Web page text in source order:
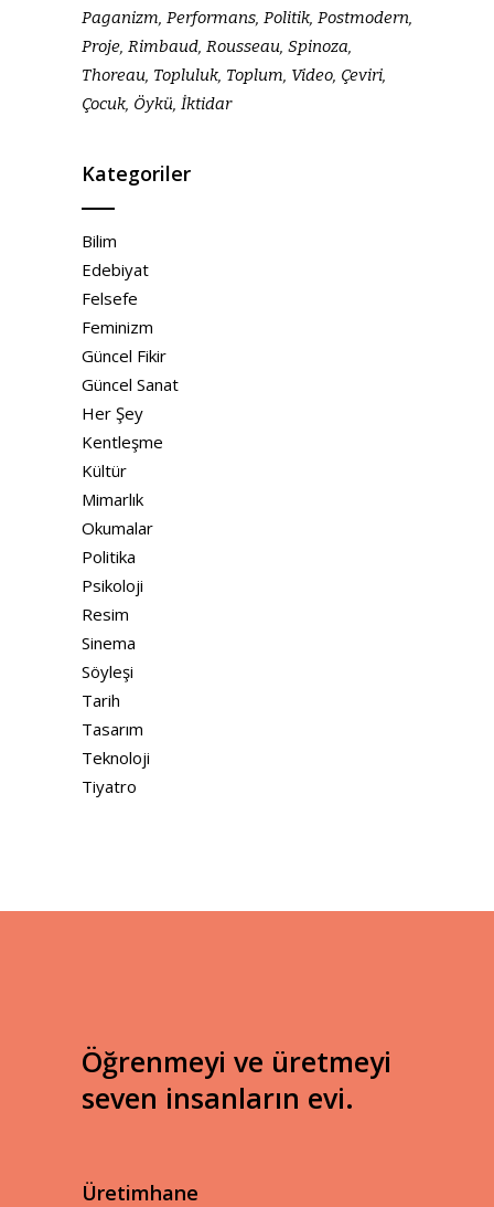
Paganizm Performans Politik Postmodern
Proje Rimbaud Rousseau Spinoza
Thoreau Topluluk Toplum Video Çeviri
Çocuk Öykü İktidar
Kategoriler
Bilim
Edebiyat
Felsefe
Feminizm
Güncel Fikir
Güncel Sanat
Her Şey
Kentleşme
Kültür
Mimarlık
Okumalar
Politika
Psikoloji
Resim
Sinema
Söyleşi
Tarih
Tasarım
Teknoloji
Tiyatro
Öğrenmeyi ve üretmeyi
seven insanların evi.
Üretimhane